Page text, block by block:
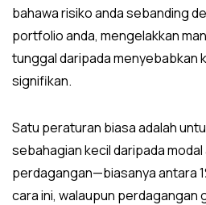
bahawa risiko anda sebanding
portfolio anda, mengelakkan
tunggal daripada menyebabkan
signifikan.
Satu peraturan biasa adalah
sebahagian kecil daripada
perdagangan—biasanya antara
cara ini, walaupun perdagangan